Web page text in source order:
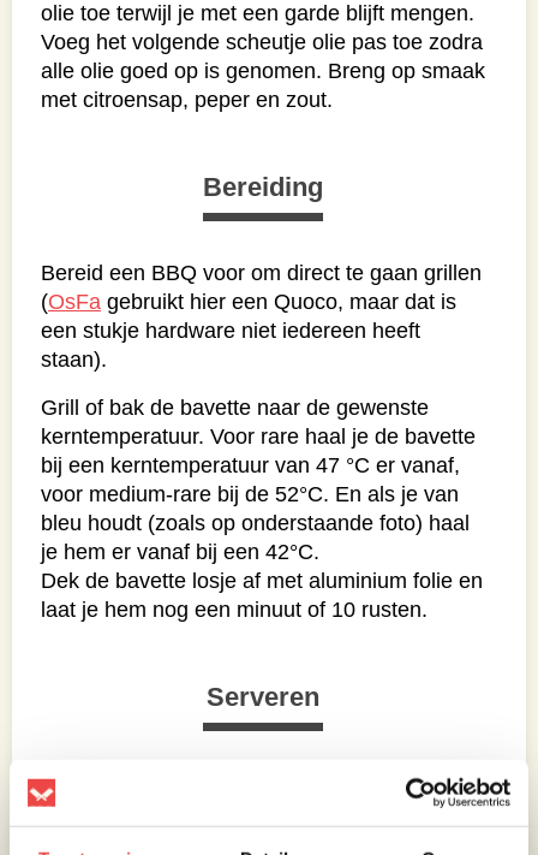
olie toe terwijl je met een garde blijft mengen.
Voeg het volgende scheutje olie pas toe zodra
alle olie goed op is genomen. Breng op smaak
met citroensap, peper en zout.
Bereiding
Bereid een BBQ voor om direct te gaan grillen
(OsFa gebruikt hier een Quoco, maar dat is
een stukje hardware niet iedereen heeft
staan).
Grill of bak de bavette naar de gewenste
kerntemperatuur. Voor rare haal je de bavette
bij een kerntemperatuur van 47 °C er vanaf,
voor medium-rare bij de 52°C. En als je van
bleu houdt (zoals op onderstaande foto) haal
je hem er vanaf bij een 42°C.
Dek de bavette losje af met aluminium folie en
laat je hem nog een minuut of 10 rusten.
Serveren
Snij de bavette haaks op de draad (welke
makkelijk te herkennen is bij een bavette) in